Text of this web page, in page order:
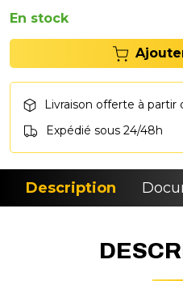
En stock
Livraison offerte à partir
Expédié sous 24/48h
Description